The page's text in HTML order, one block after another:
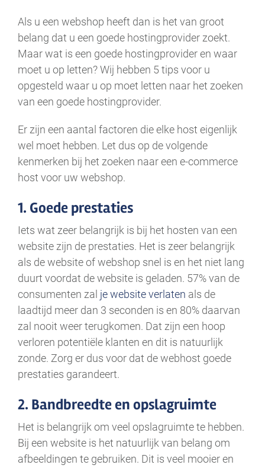
Als u een webshop heeft dan is het van groot
belang dat u een goede hostingprovider zoekt.
Maar wat is een goede hostingprovider en waar
moet u op letten? Wij hebben 5 tips voor u
opgesteld waar u op moet letten naar het zoeken
van een goede hostingprovider.
Er zijn een aantal factoren die elke host eigenlijk
wel moet hebben. Let dus op de volgende
kenmerken bij het zoeken naar een e-commerce
host voor uw webshop.
1. Goede prestaties
Iets wat zeer belangrijk is bij het hosten van een
website zijn de prestaties. Het is zeer belangrijk
als de website of webshop snel is en het niet lang
duurt voordat de website is geladen. 57% van de
consumenten zal je website verlaten als de
laadtijd meer dan 3 seconden is en 80% daarvan
zal nooit weer terugkomen. Dat zijn een hoop
verloren potentiële klanten en dit is natuurlijk
zonde. Zorg er dus voor dat de webhost goede
prestaties garandeert.
2. Bandbreedte en opslagruimte
Het is belangrijk om veel opslagruimte te hebben.
Bij een website is het natuurlijk van belang om
afbeeldingen te gebruiken. Dit is veel mooier en